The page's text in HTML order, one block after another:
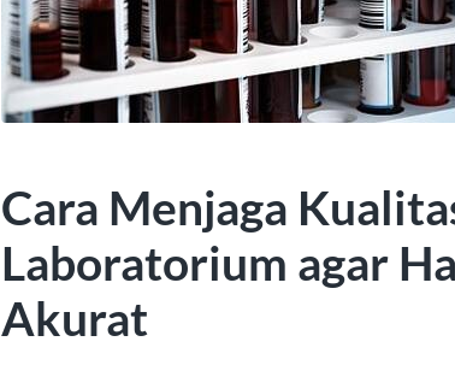
Cara Menjaga
Laboratorium agar
Akurat